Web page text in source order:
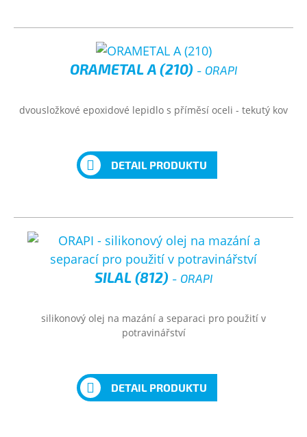
ORAMETAL A (210) - ORAPI
dvousložkové epoxidové lepidlo s příměsí oceli - tekutý kov
DETAIL PRODUKTU
SILAL (812) - ORAPI
silikonový olej na mazání a separaci pro použití v
potravinářství
DETAIL PRODUKTU